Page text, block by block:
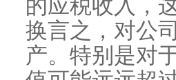
的应税收入，
换言之，对公
产。特别是对